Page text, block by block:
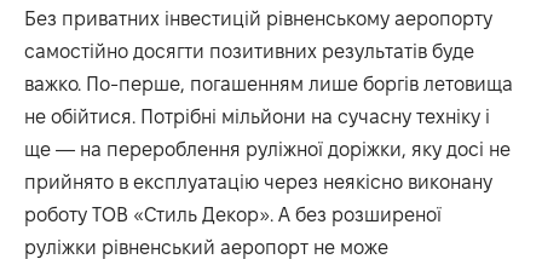
Без приватних інвестицій рівненському аеропорту
самостійно досягти позитивних результатів буде
важко. По-перше, погашенням лише боргів летовища
не обійтися. Потрібні мільйони на сучасну техніку і
ще — на перероблення руліжної доріжки, яку досі не
прийнято в експлуатацію через неякісно виконану
роботу ТОВ «Стиль Декор». А без розширеної
руліжки рівненський аеропорт не може